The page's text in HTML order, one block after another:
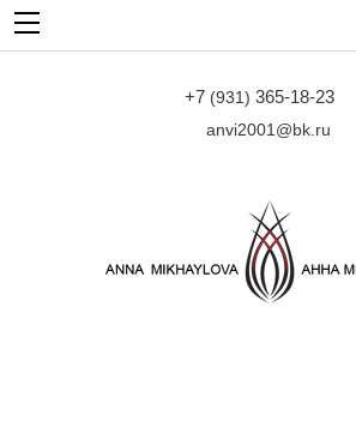
+7 (931) 365-18-23
anvi2001@bk.ru